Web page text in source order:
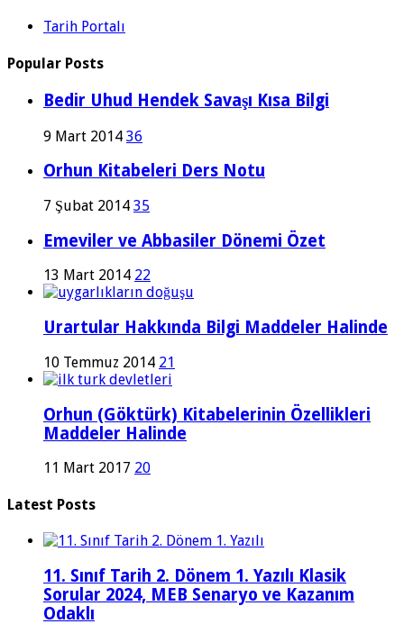
Tarih Portalı
Popular Posts
Bedir Uhud Hendek Savaşı Kısa Bilgi
9 Mart 2014 36
Orhun Kitabeleri Ders Notu
7 Şubat 2014 35
Emeviler ve Abbasiler Dönemi Özet
13 Mart 2014 22
Urartular Hakkında Bilgi Maddeler Halinde
10 Temmuz 2014 21
Orhun (Göktürk) Kitabelerinin Özellikleri
Maddeler Halinde
11 Mart 2017 20
Latest Posts
11. Sınıf Tarih 2. Dönem 1. Yazılı Klasik
Sorular 2024, MEB Senaryo ve Kazanım
Odaklı